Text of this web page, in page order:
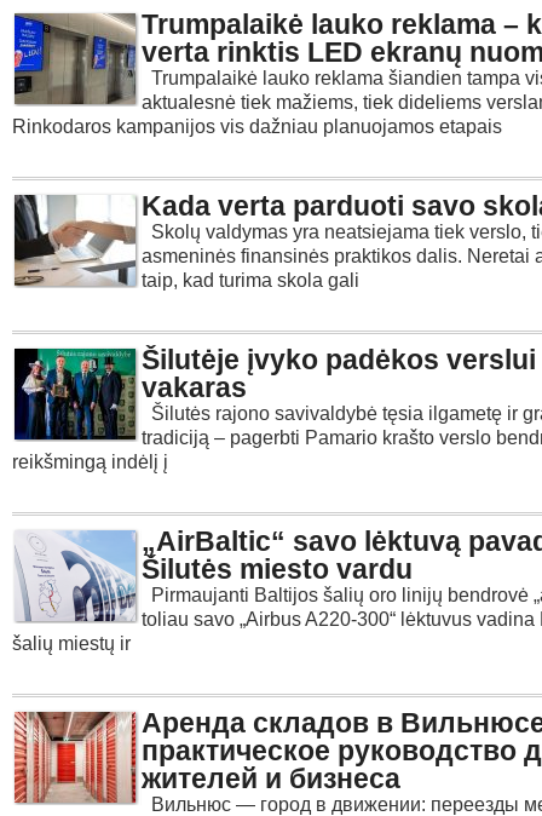
Trumpalaikė lauko reklama –
verta rinktis LED ekranų
Trumpalaikė lauko reklama šiandien tampa
aktualesnė tiek mažiems, tiek dideliems
Rinkodaros kampanijos vis dažniau planuojamos etapais
Kada verta parduoti savo
Skolų valdymas yra neatsiejama tiek verslo,
asmeninės finansinės praktikos dalis. Neretai
taip, kad turima skola gali
Šilutėje įvyko padėkos verslui
vakaras
Šilutės rajono savivaldybė tęsia ilgametę ir
tradiciją – pagerbti Pamario krašto verslo
reikšmingą indėlį į
„AirBaltic“ savo lėktuvą
Šilutės miesto vardu
Pirmaujanti Baltijos šalių oro linijų bendrovė
toliau savo „Airbus A220-300“ lėktuvus vadina
šalių miestų ir
Аренда складов в
практическое руководство
жителей и бизнеса
Вильнюс — город в движении: переезды